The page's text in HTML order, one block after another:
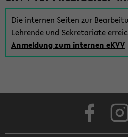
Die internen Seiten zur
Lehrende und Sekretariate
Anmeldung zum internen eKVV